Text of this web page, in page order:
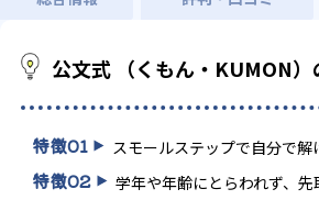
公文式 （くもん・KUMON）
特徴01 スモールステップで自分で解
特徴02 学年や年齢にとらわれず、